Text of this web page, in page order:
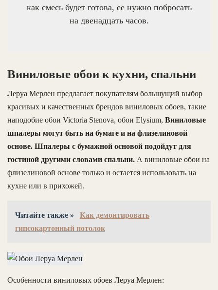
как смесь будет готова, ее нужно побросать
на двенадцать часов.
Виниловые обои к кухни, спальни
Леруа Мерлен предлагает покупателям большущий выбор
красивых и качественных брендов виниловых обоев, такие
наподобие обои Victoria Stenova, обои Elysium, Виниловые
шпалеры могут быть на бумаге и на флизелиновой
основе. Шпалеры с бумажной основой подойдут для
гостиной другими словами спальни. А виниловые обои на
флизелиновой основе только и остается использовать на
кухне или в прихожей.
Читайте также »
Как демонтировать
гипсокартонный потолок
Особенности виниловых обоев Леруа Мерлен: